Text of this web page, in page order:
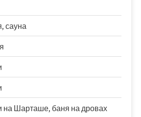
сауна
на Шарташе, баня на дровах